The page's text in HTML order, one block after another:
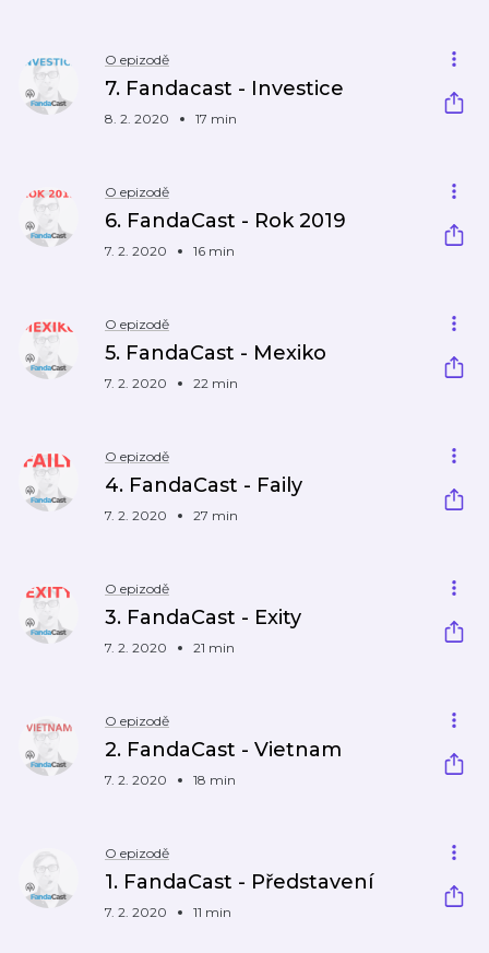
O epizodě
7. Fandacast - Investice
8. 2. 2020 17 min
O epizodě
6. FandaCast - Rok 2019
7. 2. 2020 16 min
O epizodě
5. FandaCast - Mexiko
7. 2. 2020 22 min
O epizodě
4. FandaCast - Faily
7. 2. 2020 27 min
O epizodě
3. FandaCast - Exity
7. 2. 2020 21 min
O epizodě
2. FandaCast - Vietnam
7. 2. 2020 18 min
O epizodě
1. FandaCast - Představení
7. 2. 2020 11 min